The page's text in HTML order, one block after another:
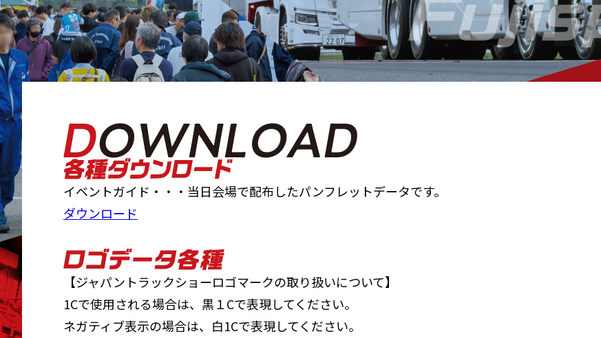
イベントガイド・・・当日会場で配布したパンフレットデータです。
ダウンロード
【ジャパントラックショーロゴマークの取り扱いについて】
1Cで使用される場合は、黒１Cで表現してください。
ネガティブ表示の場合は、白1Cで表現してください。